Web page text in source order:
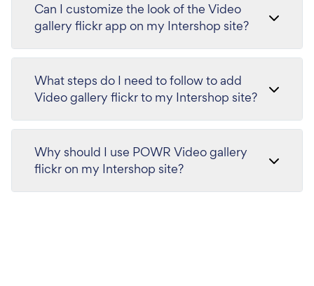
Can I customize the look of the Video
gallery flickr app on my Intershop site?
What steps do I need to follow to add
Video gallery flickr to my Intershop site?
Why should I use POWR Video gallery
flickr on my Intershop site?